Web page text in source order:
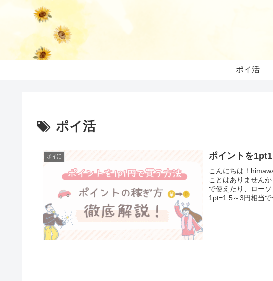
ポイ活
ポイ活
ポイ活 ポイントを
こんにちは！
ことはありません
で使えたり、ロー
1pt=1.5～3円相当で